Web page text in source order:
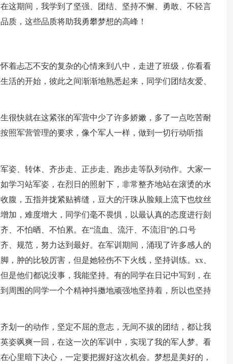
这期间，我学到了坚强、团结、坚持不懈、勇敢、不轻言
质，这些品质将助我勇攀梦想的高峰！
忐忑不安的复杂的心情来到八中，走进了班级，你看看
活的开始，彼此之间渐渐地熟悉起来，同学们团结友爱、
快就在这紧张的军营中少了许多娇嫩，多了一点吃苦耐
照军营管理的要求，像个军人一样，做到一切行动听指
、转体、齐步走、正步走、跑步走等队列动作。大家一
学习站军姿，在烈日的照射下，非常整齐地站在滚烫的水
腹，五指并拢紧贴裤缝，豆大的汗珠从脸颊上流下也纹丝
加，难度增大，同学们毫不畏惧，以最认真的态度进行刻
、不怕晒、不怕累。在“流血、流汗、不流泪”的.口号
、规范，努力达到最好。在军训期间，涌现了许多感人的
，肿的比较厉害，但是她轻伤不下火线，坚持训练。xx、
是他们都说没事，我能坚持。有的同学在日记中写到，在
周围的同学一个个精神抖擞地顽强地坚持着，所以也坚持
一的动作，坚定不屈的意志，无间不拔的团结，都让我
姿飒爽一回，在这一次的军训中，实现了我的军人梦。看
心里暗下决心，一定要把握好这次机会。梦想是美好的，